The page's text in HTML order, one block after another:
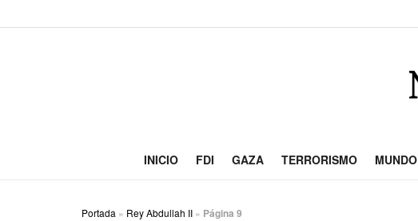
INICIO FDI GAZA TERRORISMO MUNDO
Portada » Rey Abdullah II » Página 9